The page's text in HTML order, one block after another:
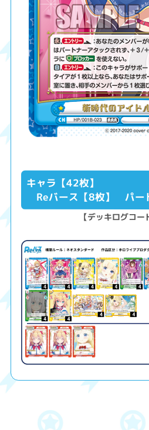
キャラ【42枚】
Reバース【8枚】 パー
【デッキログコー